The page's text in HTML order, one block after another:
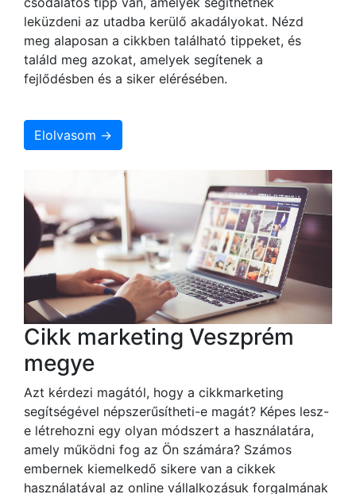
leküzdeni az utadba kerülő akadályokat. Nézd
meg alaposan a cikkben található tippeket, és
találd meg azokat, amelyek segítenek a
fejlődésben és a siker elérésében.
Elolvasom →
Cikk marketing Veszprém
megye
Azt kérdezi magától, hogy a cikkmarketing
segítségével népszerűsítheti-e magát? Képes lesz-
e létrehozni egy olyan módszert a használatára,
amely működni fog az Ön számára? Számos
embernek kiemelkedő sikere van a cikkek
használatával az online vállalkozásuk forgalmának